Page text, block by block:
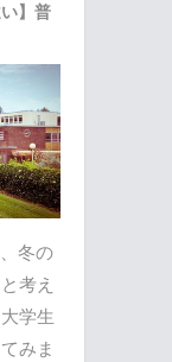
】普
冬の
考え
学生
みま